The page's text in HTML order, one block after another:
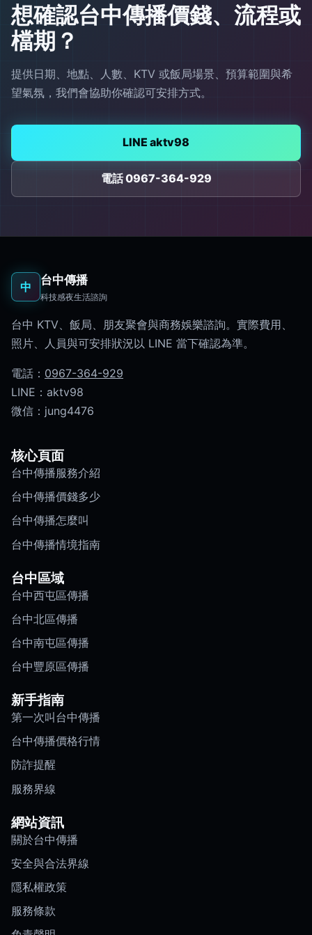
想確認台中傳播價錢、流程或
檔期？
提供日期、地點、人數、KTV 或飯局場景、預算範圍與希
望氣氛，我們會協助你確認可安排方式。
LINE aktv98
電話 0967-364-929
中 台中傳播
科技感夜生活諮詢
台中 KTV、飯局、朋友聚會與商務娛樂諮詢。實際費用、
照片、人員與可安排狀況以 LINE 當下確認為準。
電話： 0967-364-929
LINE：aktv98
微信：jung4476
核心頁面
台中傳播服務介紹
台中傳播價錢多少
台中傳播怎麼叫
台中傳播情境指南
台中區域
台中西屯區傳播
台中北區傳播
台中南屯區傳播
台中豐原區傳播
新手指南
第一次叫台中傳播
台中傳播價格行情
防詐提醒
服務界線
網站資訊
關於台中傳播
安全與合法界線
隱私權政策
服務條款